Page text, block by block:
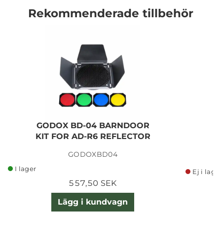
Rekommenderade tillbehör
GODOX BD-04 BARNDOOR
KIT FOR AD-R6 REFLECTOR
GODOXBD04
I lager
557,50 SEK
Lägg i kundvagn
Ej i